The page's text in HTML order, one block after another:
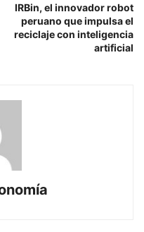
IRBin, el innovador robot
peruano que impulsa el
reciclaje con inteligencia
artificial